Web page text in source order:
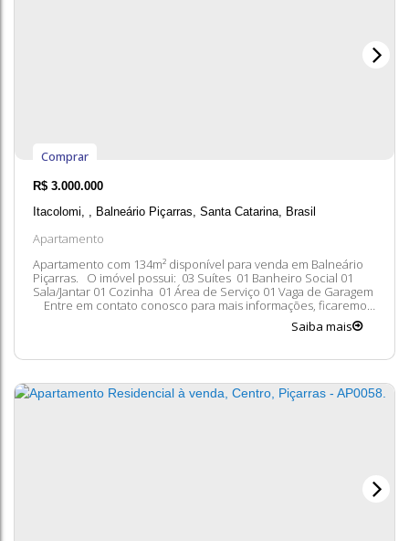
Apartamento
R$ 3.000.000
Itacolomi
Balneário Piçarras Santa Catarina Brasil
Apartamento com 134m² disponível para venda em Balneário
Piçarras. O imóvel possui: 03 Suítes 01 Banheiro Social 01
Sala/Jantar 01 Cozinha 01 Área de Serviço 01 Vaga de Garagem
imóveis estão sujeitos a alteração sem aviso prévio.
Comprar
Saiba mais